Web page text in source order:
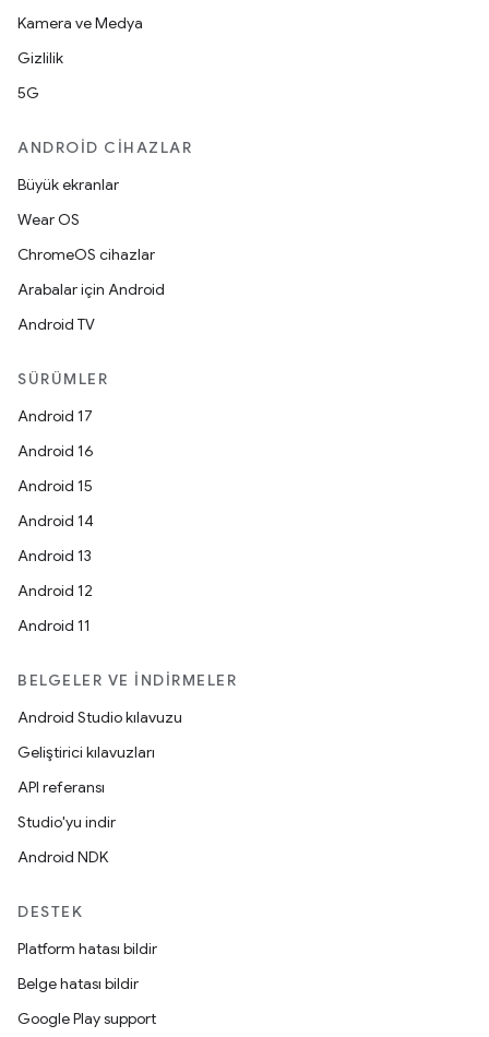
Kamera ve Medya
Gizlilik
5G
ANDROID CIHAZLAR
Büyük ekranlar
Wear OS
ChromeOS cihazlar
Arabalar için Android
Android TV
SÜRÜMLER
Android 17
Android 16
Android 15
Android 14
Android 13
Android 12
Android 11
BELGELER VE İNDIRMELER
Android Studio kılavuzu
Geliştirici kılavuzları
API referansı
Studio'yu indir
Android NDK
DESTEK
Platform hatası bildir
Belge hatası bildir
Google Play support